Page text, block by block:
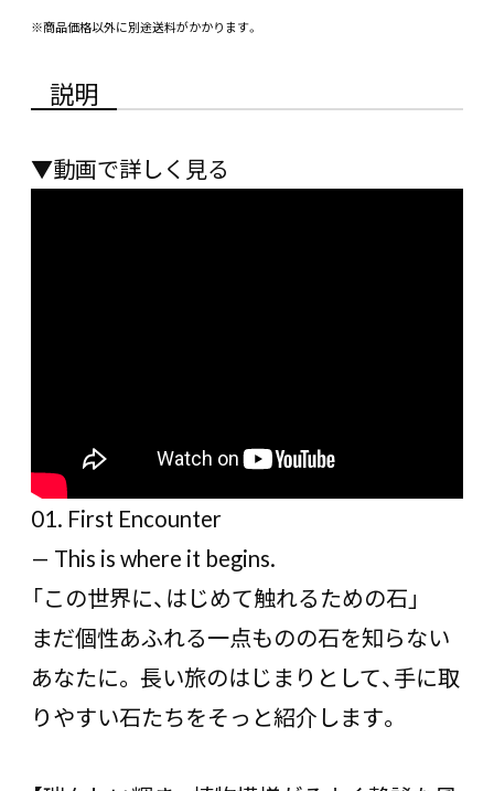
※商品価格以外に別途送料がかかります。
説明
▼動画で詳しく見る
01. First Encounter
— This is where it begins.
「この世界に、はじめて触れるための石」
まだ個性あふれる一点ものの石を知らない
あなたに。 長い旅のはじまりとして、手に取
りやすい石たちをそっと紹介します。